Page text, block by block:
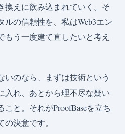
換えに飲み込まれていく。そ
の信頼性を、私はWeb3エン
もう一度建て直したいと考え
のなら、まずは技術という
入れ、あとから理不尽な疑い
と。それがProofBaseを立ち
決意です。